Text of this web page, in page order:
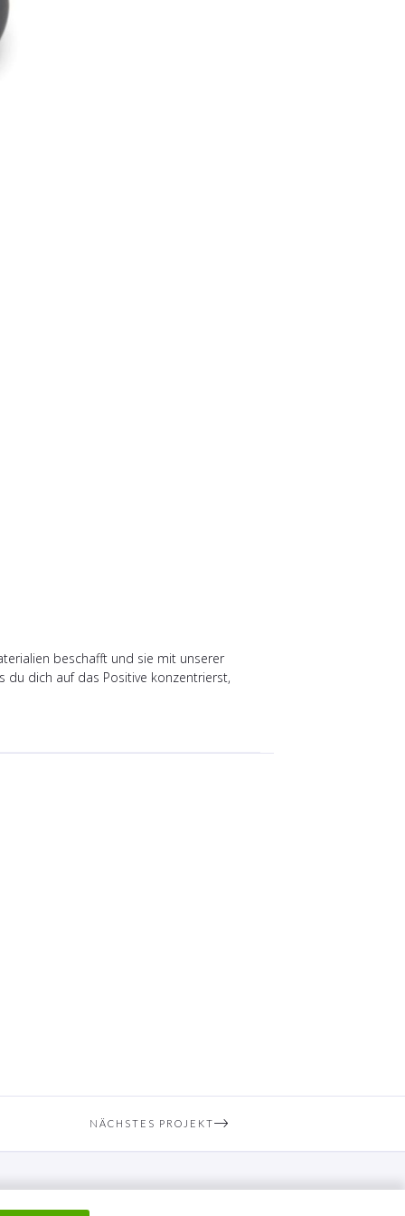
beschafft und sie mit unserer
du dich auf das Positive konzentrierst,
NÄCHSTES PROJEKT